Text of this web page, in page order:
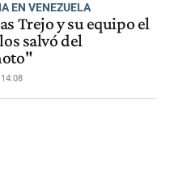
EN VENEZUELA
Trejo y su equipo el
salvó del